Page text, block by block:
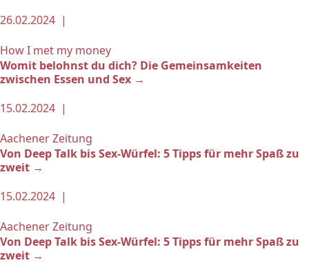
26.02.2024 |
How I met my money
Womit belohnst du dich? Die Gemeinsamkeiten
zwischen Essen und Sex →
15.02.2024 |
Aachener Zeitung
Von Deep Talk bis Sex-Würfel: 5 Tipps für mehr Spaß zu
zweit →
15.02.2024 |
Aachener Zeitung
Von Deep Talk bis Sex-Würfel: 5 Tipps für mehr Spaß zu
zweit →